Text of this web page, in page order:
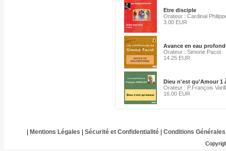
Etre disciple
Orateur : Cardinal
3.00 EUR
Avance en eau
Orateur : Simone Pacot
14.25 EUR
Dieu n'est qu'Amour 1
Orateur : P.François
16.00 EUR
Mentions Légales Sécurité et Confidentialité| Conditions Générales